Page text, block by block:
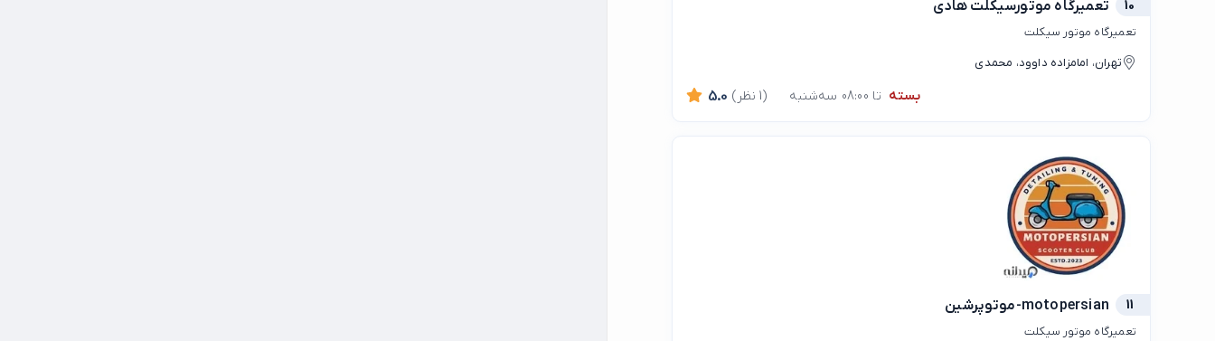
10 تعمیرگاه موتورسیکلت هادی
تعمیرگاه موتور سیکلت
تهران، امامزاده داوود، محمدی
بسته تا 08:00 سه‌شنبه 5.0 (1 نظر)
11 motopersian-موتوپرشین
تعمیرگاه موتور سیکلت